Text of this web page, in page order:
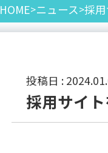
HOME>ニュース>採
投稿日 : 2024.01.
採用サイ